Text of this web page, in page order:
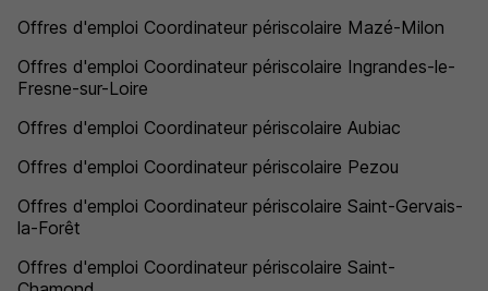
Offres d'emploi Coordinateur périscolaire Mazé-Milon
Offres d'emploi Coordinateur périscolaire Ingrandes-le-
Fresne-sur-Loire
Offres d'emploi Coordinateur périscolaire Aubiac
Offres d'emploi Coordinateur périscolaire Pezou
Offres d'emploi Coordinateur périscolaire Saint-Gervais-
la-Forêt
Offres d'emploi Coordinateur périscolaire Saint-